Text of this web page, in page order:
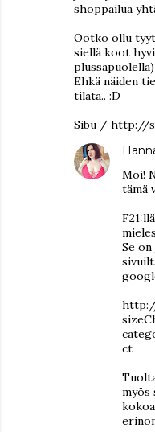
shoppailua
Ootko ollu
siellä koot
Ehkä näiden
tilata.. :D
Sibu / http://
Moi!
tämä
Se
ct
myös